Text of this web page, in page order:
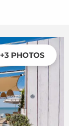
+3 PHOTOS